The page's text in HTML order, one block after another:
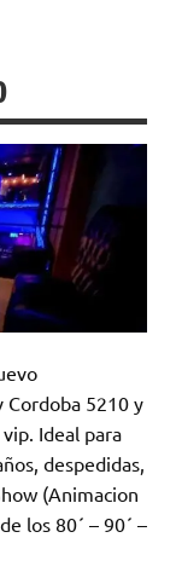
Cordoba 5210 y
Ideal para
despedidas,
(Animacion
los 80´ – 90´ –